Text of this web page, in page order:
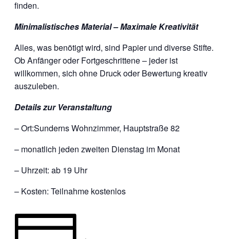
finden.
Minimalistisches Material – Maximale Kreativität
Alles, was benötigt wird, sind Papier und diverse Stifte.
Ob Anfänger oder Fortgeschrittene – jeder ist
willkommen, sich ohne Druck oder Bewertung kreativ
auszuleben.
Details zur Veranstaltung
– Ort:Sunderns Wohnzimmer, Hauptstraße 82
– monatlich jeden zweiten Dienstag im Monat
– Uhrzeit: ab 19 Uhr
– Kosten: Teilnahme kostenlos